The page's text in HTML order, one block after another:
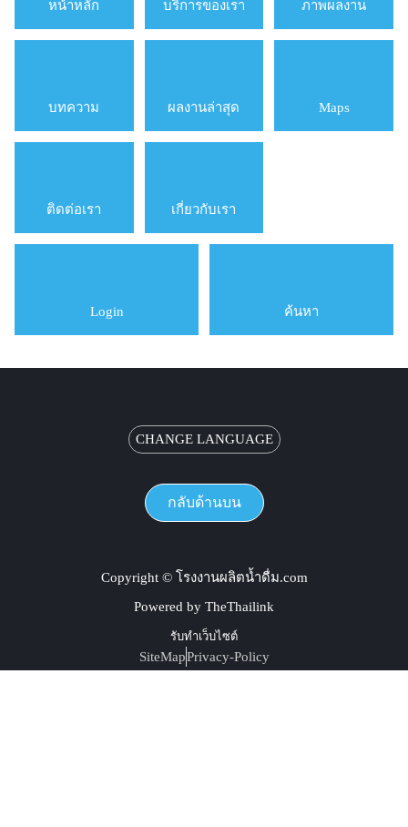
หน้าหลัก บริการของเรา ภาพผลงาน
บทความ ผลงานล่าสุด Maps
ติดต่อเรา เกี่ยวกับเรา
Login ค้นหา
Copyright © โรงงานผลิตน้ำดื่ม.com
Powered by TheThailink
รับทำเว็บไซต์
SiteMapPrivacy-Policy
CHANGE LANGUAGE
กลับด้านบน